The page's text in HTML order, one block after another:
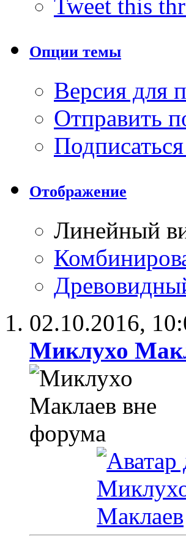
Tweet this
Опции темы
Версия для
Отправить
Отображение
Линейный
02.10.2016,
Миклухо